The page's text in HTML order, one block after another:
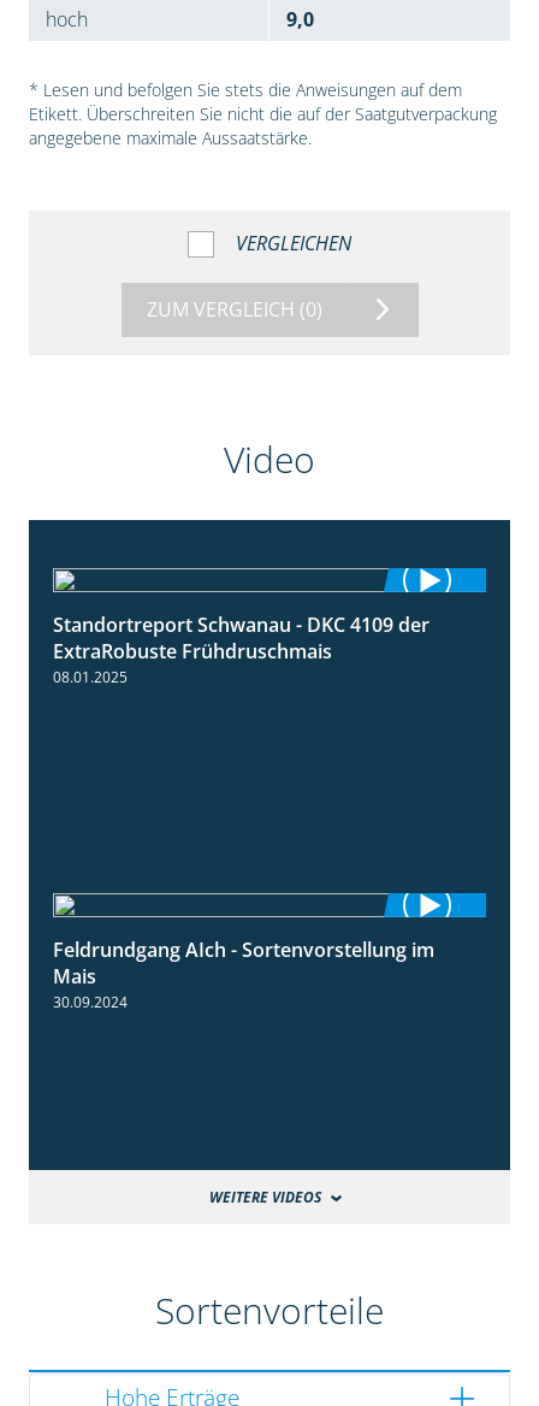
hoch
9,0
* Lesen und befolgen Sie stets die Anweisungen auf dem
Etikett. Überschreiten Sie nicht die auf der Saatgutverpackung
angegebene maximale Aussaatstärke.
VERGLEICHEN
ZUM VERGLEICH (0)
Video
0:46
Standortreport Schwanau - DKC 4109 der
ExtraRobuste Frühdruschmais
08.01.2025
11:24
Feldrundgang AIch - Sortenvorstellung im
Mais
30.09.2024
WEITERE VIDEOS
Sortenvorteile
Hohe Erträge